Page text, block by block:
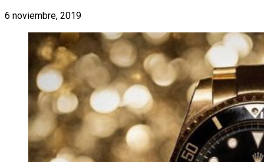
6 noviembre, 2019